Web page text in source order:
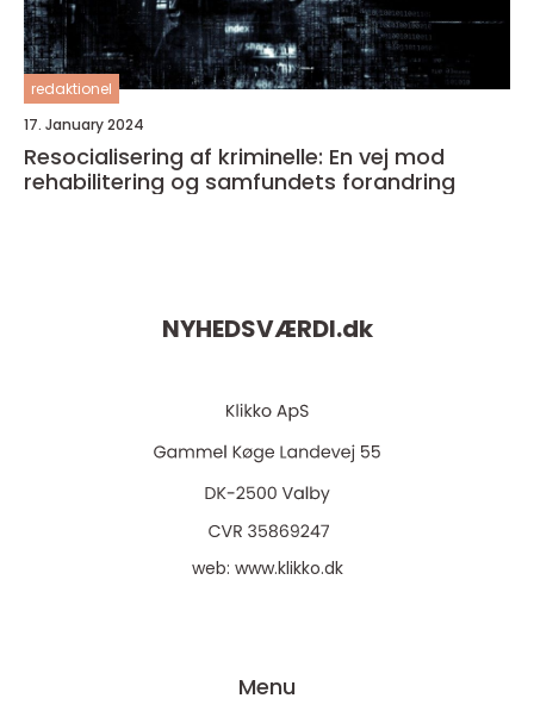
redaktionel
17. January 2024
Resocialisering af kriminelle: En vej mod
rehabilitering og samfundets forandring
NYHEDSVÆRDI.dk
web: www.klikko.dk
Menu